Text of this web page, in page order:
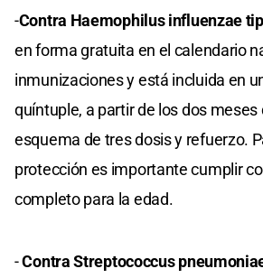
-Contra Haemophilus influenzae
en forma gratuita en el calendario
inmunizaciones y está incluida en
quíntuple, a partir de los dos meses
esquema de tres dosis y refuerzo.
protección es importante cumplir
completo para la edad.
-Contra Streptococcus